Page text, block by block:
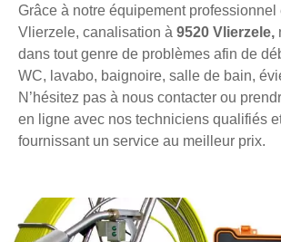
Grâce à notre équipement
Vlierzele, canalisation à 9520 Vlierzele,
dans tout genre de problèmes afin de
WC, lavabo, baignoire, salle de bain,
N’hésitez pas à nous contacter ou
en ligne avec nos techniciens qualifiés
fournissant un service au meilleur prix.